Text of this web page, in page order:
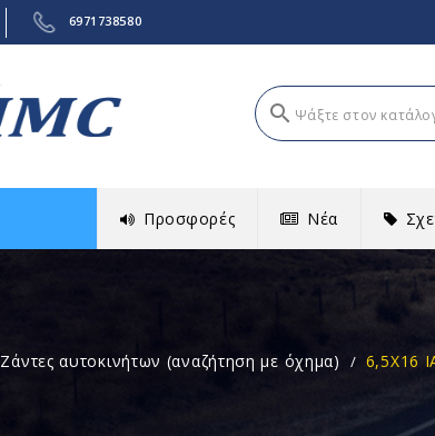
6971738580
search
Προσφορές Νέα
Ζάντες αυτοκινήτων (αναζήτηση με όχημα) 6,5X16